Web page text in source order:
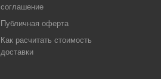
соглашение
Публичная оферта
Как расчитать стоимость
доставки